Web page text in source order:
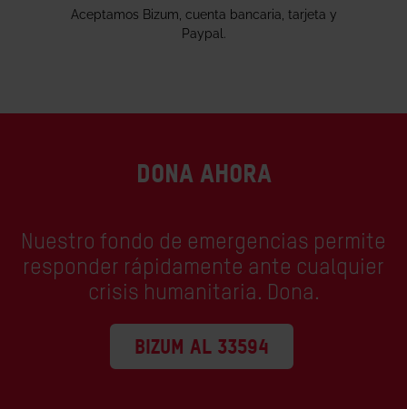
DONA AHORA
Nuestro fondo de emergencias permite
responder rápidamente ante cualquier
crisis humanitaria. Dona.
Bizum al 33594